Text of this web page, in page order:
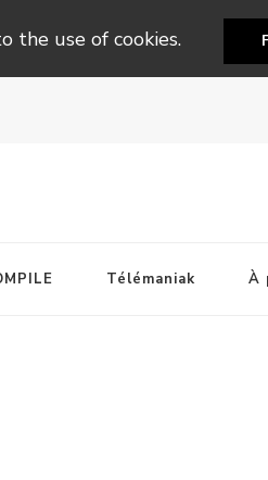
the use of cookies.
Télémaniak À